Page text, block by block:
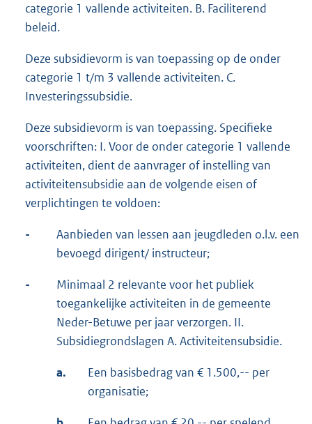
categorie 1 vallende activiteiten. B. Faciliterend
beleid.
Deze subsidievorm is van toepassing op de onder
categorie 1 t/m 3 vallende activiteiten. C.
Investeringssubsidie.
Deze subsidievorm is van toepassing. Specifieke
voorschriften: I. Voor de onder categorie 1 vallende
activiteiten, dient de aanvrager of instelling van
activiteitensubsidie aan de volgende eisen of
verplichtingen te voldoen:
-
Aanbieden van lessen aan jeugdleden o.l.v. een
bevoegd dirigent/ instructeur;
-
Minimaal 2 relevante voor het publiek
toegankelijke activiteiten in de gemeente
Neder-Betuwe per jaar verzorgen. II.
Subsidiegrondslagen A. Activiteitensubsidie.
a.
Een basisbedrag van € 1.500,-- per
organisatie;